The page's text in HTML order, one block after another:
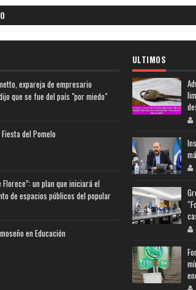
expareja de empresario
que se fue del país "por miedo"
del Pomelo
Florece”: un plan que iniciará el
de espacios públicos del popular
en Educación
ULTIMOS